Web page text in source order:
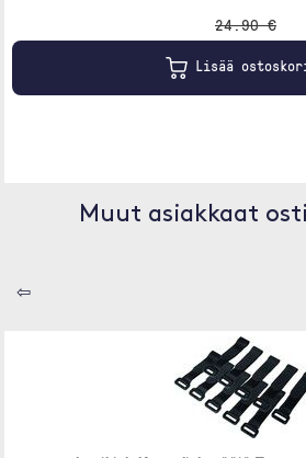
24.90 €
Lisää
Muut asiakkaat
⇦